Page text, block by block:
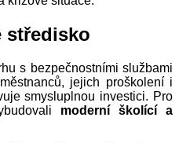
středisko
s bezpečnostními službami
jejich proškolení i
smysluplnou investici. Pro
moderní školící a